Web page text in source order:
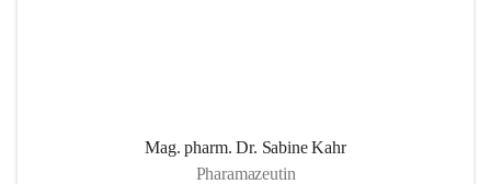
Mag. pharm. Dr. Sabine Kahr
Pharamazeutin